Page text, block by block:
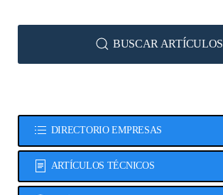
BUSCAR ARTÍCULOS
DIRECTORIO EMPRESAS
ARTÍCULOS TÉCNICOS